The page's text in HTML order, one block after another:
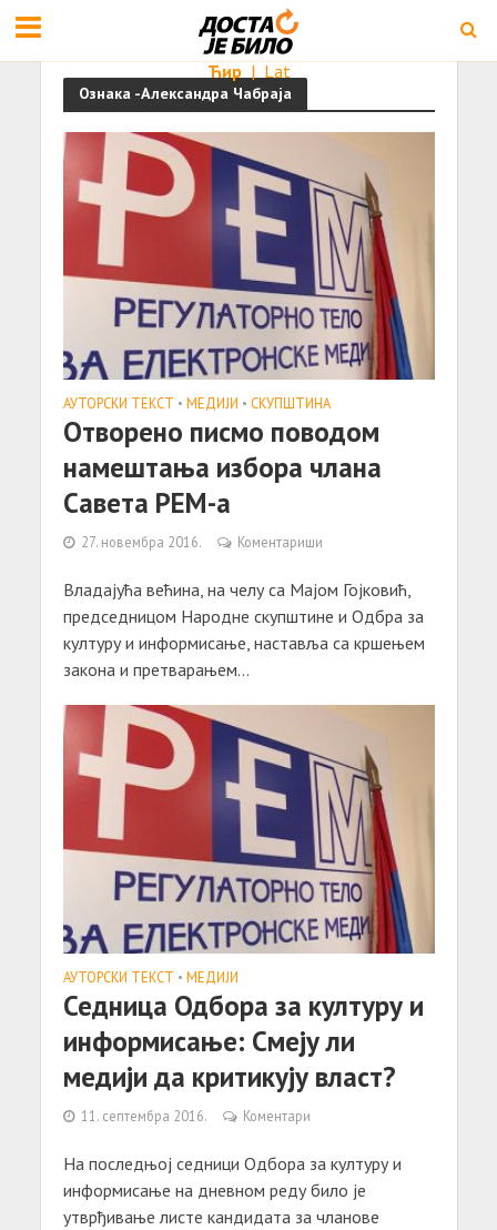
Ћир | Lat
Ознака -Александра Чабраја
АУТОРСКИ ТЕКСТ • МЕДИЈИ • СКУПШТИНА
Отворено писмо поводом
намештања избора члана
Савета РЕМ-а
27. новембра 2016. Коментариши
Владајућа већина, на челу са Мајом Гојковић,
председницом Народне скупштине и Одбра за
културу и информисање, наставља са кршењем
закона и претварањем...
АУТОРСКИ ТЕКСТ • МЕДИЈИ
Седница Одбора за културу и
информисање: Смеју ли
медији да критикују власт?
11. септембра 2016. Коментари
На последњој седници Одбора за културу и
информисање на дневном реду било је
утврђивање листе кандидата за чланове